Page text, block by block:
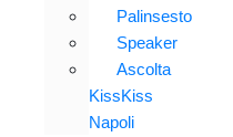
Palinsesto
Speaker
Ascolta
KissKiss
Napoli